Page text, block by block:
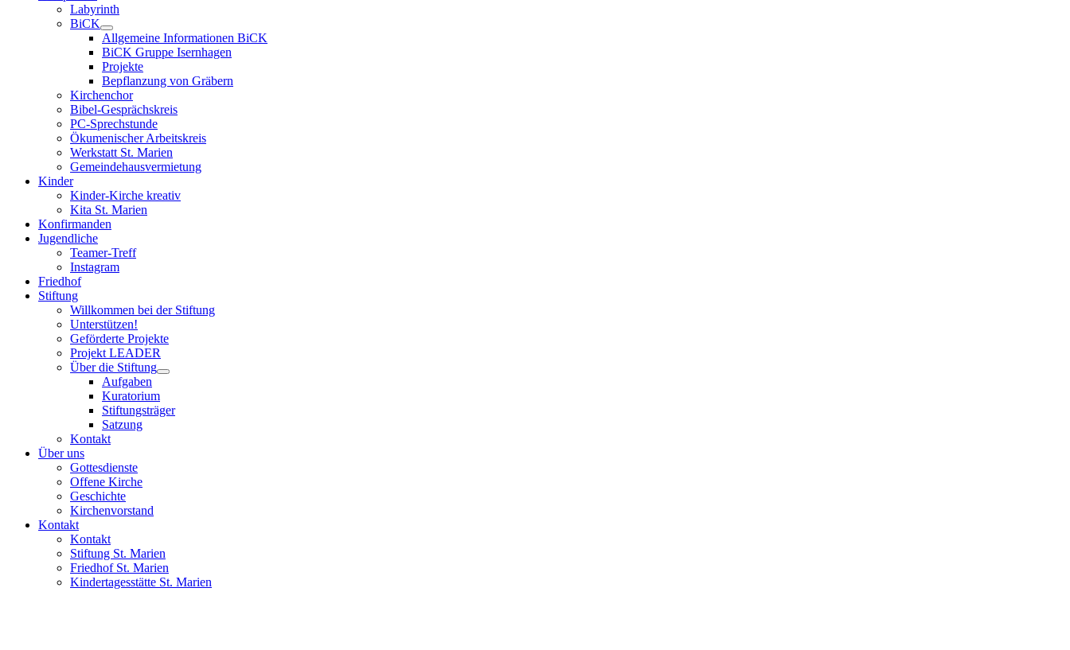
Labyrinth
BiCK
Allgemeine Informationen BiCK
BiCK Gruppe Isernhagen
Projekte
Bepflanzung von Gräbern
Kirchenchor
Bibel-Gesprächskreis
PC-Sprechstunde
Ökumenischer Arbeitskreis
Werkstatt St. Marien
Gemeindehausvermietung
Kinder
Kinder-Kirche kreativ
Kita St. Marien
Konfirmanden
Jugendliche
Teamer-Treff
Instagram
Friedhof
Stiftung
Willkommen bei der Stiftung
Unterstützen!
Geförderte Projekte
Projekt LEADER
Über die Stiftung
Aufgaben
Kuratorium
Stiftungsträger
Satzung
Kontakt
Über uns
Gottesdienste
Offene Kirche
Geschichte
Kirchenvorstand
Kontakt
Kontakt
Stiftung St. Marien
Friedhof St. Marien
Kindertagesstätte St. Marien